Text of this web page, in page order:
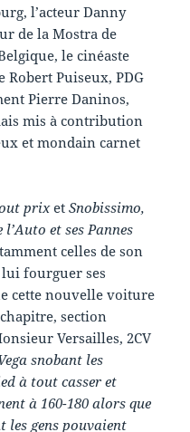
l’acteur Danny
de la Mostra de
le cinéaste
Robert Puiseux, PDG
Pierre Daninos,
mis à contribution
et mondain carnet
prixetSnobissimo,
l’Auto et ses Pannes
celles de son
fourguer ses
cette nouvelle voiture
section
Versailles, 2CV
snobant les
à tout casser et
à 160-180 alors que
les gens pouvaient